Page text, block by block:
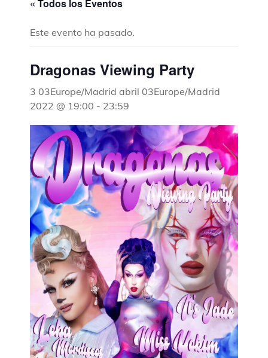
« Todos los Eventos
Este evento ha pasado.
Dragonas Viewing Party
3 03Europe/Madrid abril 03Europe/Madrid
2022 @ 19:00 - 23:59